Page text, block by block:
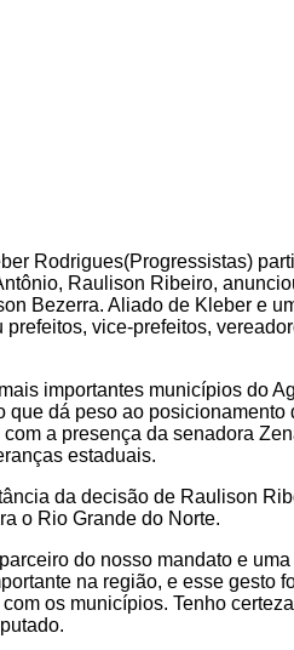
Rodrigues(Progressistas)
Raulison Ribeiro,
Bezerra. Aliado de Kleber e
prefeitos, vice-prefeitos,
importantes municípios do
que dá peso ao
a presença da senadora
estaduais.
da decisão de Raulison
o Rio Grande do Norte.
do nosso mandato e
na região, e esse gesto
os municípios. Tenho